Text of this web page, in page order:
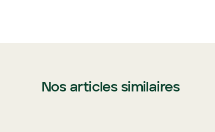
Nos articles similaires